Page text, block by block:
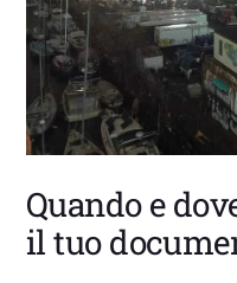
Quando e
il tuo